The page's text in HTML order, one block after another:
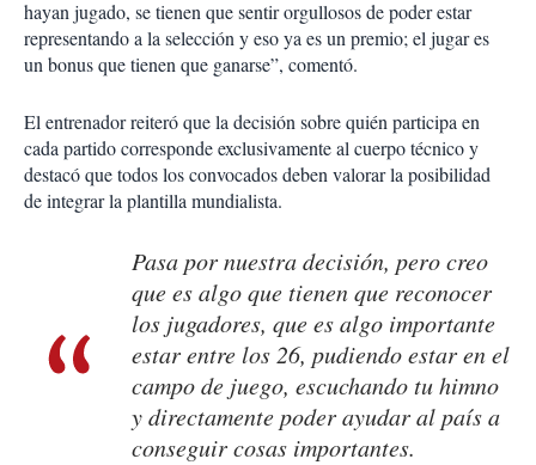
hayan jugado, se tienen que sentir orgullosos de poder estar
representando a la selección y eso ya es un premio; el jugar es
un bonus que tienen que ganarse”, comentó.
El entrenador reiteró que la decisión sobre quién participa en
cada partido corresponde exclusivamente al cuerpo técnico y
destacó que todos los convocados deben valorar la posibilidad
de integrar la plantilla mundialista.
Pasa por nuestra decisión, pero creo
que es algo que tienen que reconocer
los jugadores, que es algo importante
estar entre los 26, pudiendo estar en el
campo de juego, escuchando tu himno
y directamente poder ayudar al país a
conseguir cosas importantes.